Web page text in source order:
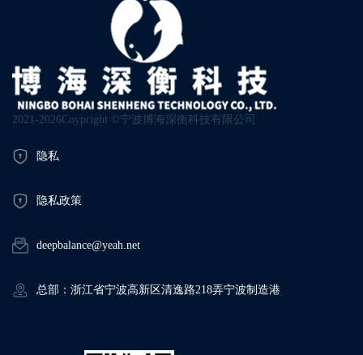
2021-2026Coypright ©宁波博海深衡科技有限公司
隐私
隐私政策
deepbalance@yeah.net
总部：浙江省宁波高新区清逸路218弄宁波制造港